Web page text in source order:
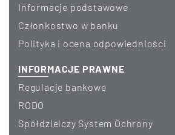
Informacje podstawowe
Członkostwo w banku
Polityka i ocena odpowiedniości
INFORMACJE PRAWNE
Regulacje bankowe
RODO
Spółdzielczy System Ochrony